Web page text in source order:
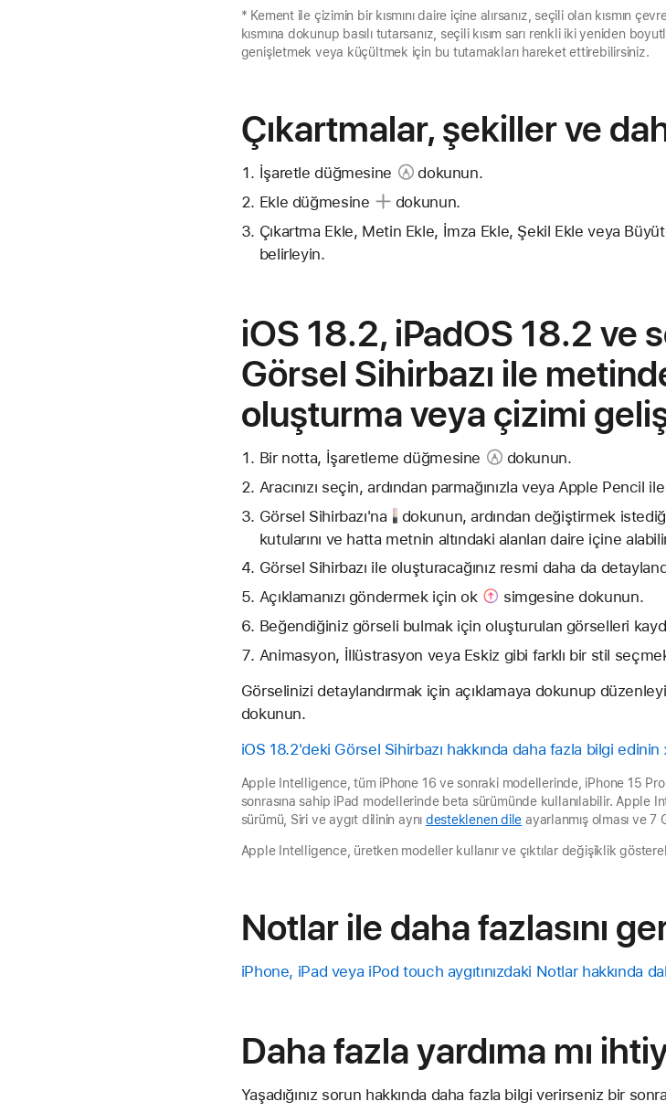
* Kement ile çizimin bir kısmını daire içine alırsanız, seçili olan kısmın
kısmına dokunup basılı tutarsanız, seçili kısım sarı renkli iki yeniden
genişletmek veya küçültmek için bu tutamakları hareket ettirebilirsiniz.
Çıkartmalar, şekiller ve
İşaretle düğmesine
dokunun.
Ekle düğmesine
dokunun.
Çıkartma Ekle, Metin Ekle, İmza Ekle, Şekil Ekle veya
belirleyin.
iOS 18.2, iPadOS 18.2 ve
Görsel Sihirbazı ile
oluşturma veya çizimi
Bir notta, İşaretleme düğmesine
dokunun.
Aracınızı seçin, ardından parmağınızla veya Apple Pencil
Görsel Sihirbazı'na
dokunun, ardından değiştirmek
kutularını ve hatta metnin altındaki alanları daire içine
Görsel Sihirbazı ile oluşturacağınız resmi daha da
Açıklamanızı göndermek için ok
simgesine dokunun.
Beğendiğiniz görseli bulmak için oluşturulan görselleri
Animasyon, İllüstrasyon veya Eskiz gibi farklı bir stil
Görselinizi detaylandırmak için açıklamaya dokunup
dokunun.
iOS 18.2'deki Görsel Sihirbazı hakkında daha fazla bilgi edinin
Apple Intelligence, tüm iPhone 16 ve sonraki modellerinde, iPhone 15
sonrasına sahip iPad modellerinde beta sürümünde kullanılabilir. Apple
sürümü, Siri ve aygıt dilinin aynı desteklenen dile ayarlanmış olması ve 7
Apple Intelligence, üretken modeller kullanır ve çıktılar değişiklik
Notlar ile daha fazlasını
iPhone, iPad veya iPod touch aygıtınızdaki Notlar hakkında
Daha fazla yardıma mı
Yaşadığınız sorun hakkında daha fazla bilgi verirseniz bir